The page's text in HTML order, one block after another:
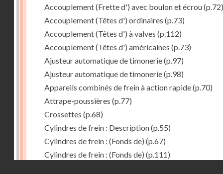
Accouplement (Frette d') avec boulon et écrou(p.72)
Accouplement (Têtes d') ordinaires (p.73)
Accouplement (Têtes d') à valves (p.112)
Accouplement (Têtes d') américaines (p.73)
Ajusteur automatique de timonerie(p.97)
Ajusteur automatique de timonerie(p.98)
Appareils combinés de frein à action rapide(p.70)
Attrape-poussières (p.77)
Crossettes (p.68)
Cylindres de frein : Description(p.55)
Cylindres de frein : (Fonds de) (p.67)
Cylindres de frein : (Fonds de) (p.111)